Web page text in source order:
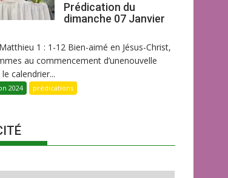
Prédication du
dimanche 07 Janvier
1 : 1-12 Bien-aimé en Jésus-Christ,
au commencement d’unenouvelle
calendrier...
2024 prédications